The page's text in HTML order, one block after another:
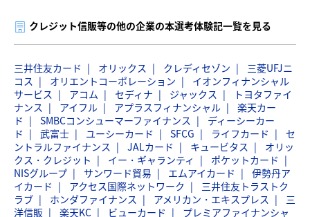
クレジット信販等の他の企業の本選考体験記一覧を見る
三井住友カード オリックス クレディセゾン
三菱UFJニ
コス
オリエントコーポレーション
イオンフィナンシャル
サービス
アコム セディナ ジャックス
トヨタファイ
ナンス
アイフル アプラスフィナンシャル
楽天カー
ド
SMBCコンシューマーファイナンス
ディーシーカー
ド
武富士 ユーシーカード SFCG ライフカード
セ
ントラルファイナンス
JALカード キュービタス
オリッ
クス・クレジット
イー・ギャランティ
ポケットカード
NISグループ
サンワード貿易 エムアイカード
伊勢丹ア
イカード
アクセス国際ネットワーク
三井住友トラストク
ラブ
ホンダファイナンス アメリカン・エキスプレス
三
洋信販
楽天KC ビューカード プレミアファイナンシャ